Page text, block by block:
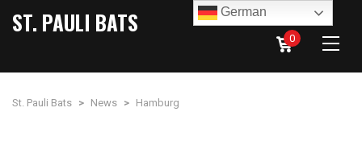
ST. PAULI BATS
0
St. Pauli Bats > News > Hamburg
German